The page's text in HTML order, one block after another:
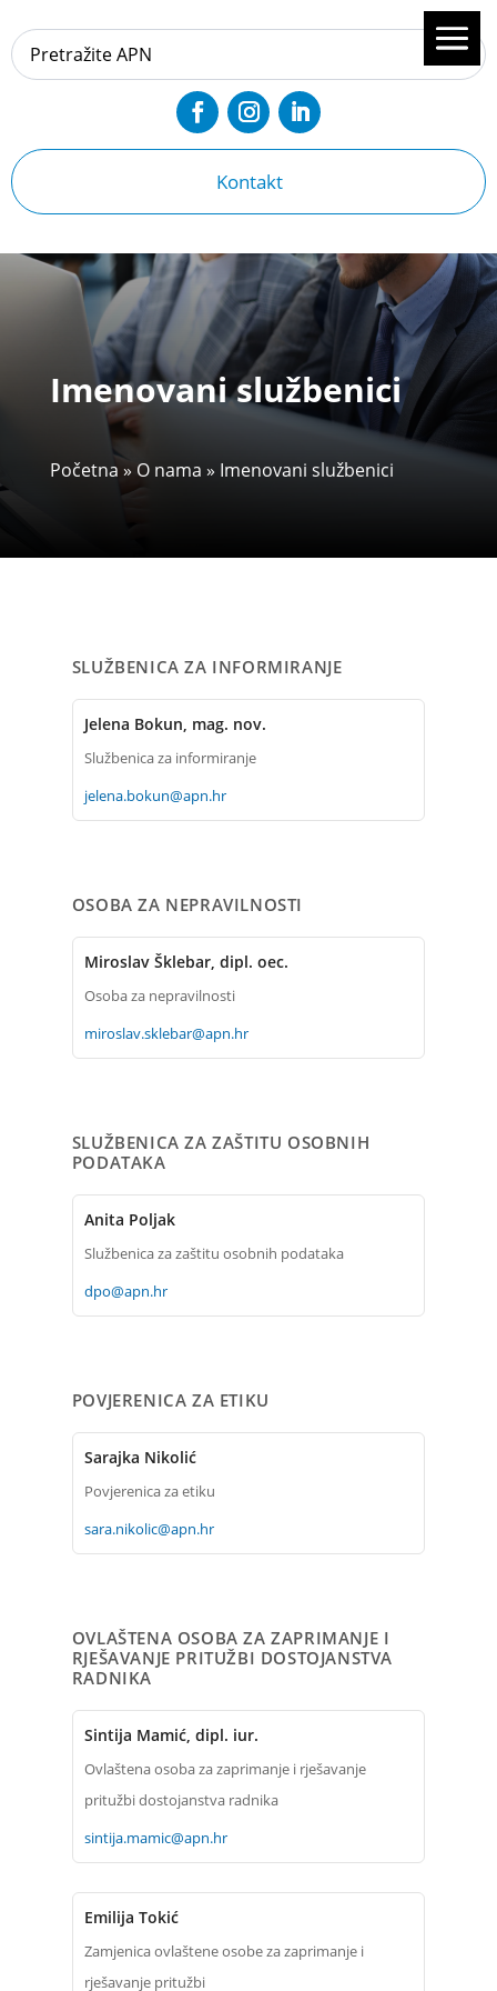
Kontakt
Imenovani službenici
Početna » O nama » Imenovani službenici
SLUŽBENICA ZA INFORMIRANJE
Jelena Bokun, mag. nov.
Službenica za informiranje
jelena.bokun@apn.hr
OSOBA ZA NEPRAVILNOSTI
Miroslav Šklebar, dipl. oec.
Osoba za nepravilnosti
miroslav.sklebar@apn.hr
SLUŽBENICA ZA ZAŠTITU OSOBNIH
PODATAKA
Anita Poljak
Službenica za zaštitu osobnih podataka
dpo@apn.hr
POVJERENICA ZA ETIKU
Sarajka Nikolić
Povjerenica za etiku
sara.nikolic@apn.hr
OVLAŠTENA OSOBA ZA ZAPRIMANJE I
RJEŠAVANJE PRITUŽBI DOSTOJANSTVA
RADNIKA
Sintija Mamić, dipl. iur.
Ovlaštena osoba za zaprimanje i rješavanje
pritužbi dostojanstva radnika
sintija.mamic@apn.hr
Emilija Tokić
Zamjenica ovlaštene osobe za zaprimanje i
rješavanje pritužbi